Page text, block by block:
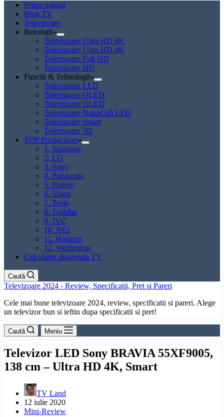
Prima pagină
Blog TV
Televizoare
Rezoluţii
Televizoare Ultra HD 8K
Televizoare Ultra HD 4K
Televizoare Full HD
Televizoare HD
Functii & Tehnologii
Televizoare LED
Televizoare OLED
Televizoare QLED
Televizoare NanoCell LED
Televizoare Smart
Televizoare 3D
TOP Producatori
1. Samsung
2. LG
3. Sony
4. Panasonic
5. Philips
6. Sharp
7. Tesla
8. Toshiba
9. JVC
10. NEI
11. Horizon
12. Wellington
Calculator diagonala TV
Caută
Televizoare 2024 - Review, Specificatii, Pret si Pareri
Cele mai bune televizoare 2024, review, specificatii si pareri. Alege
un televizor bun si ieftin dupa specificatii si pret!
Caută Meniu
Televizor LED Sony BRAVIA 55XF9005,
138 cm – Ultra HD 4K, Smart
TV Land
12 iulie 2020
Mini-Review